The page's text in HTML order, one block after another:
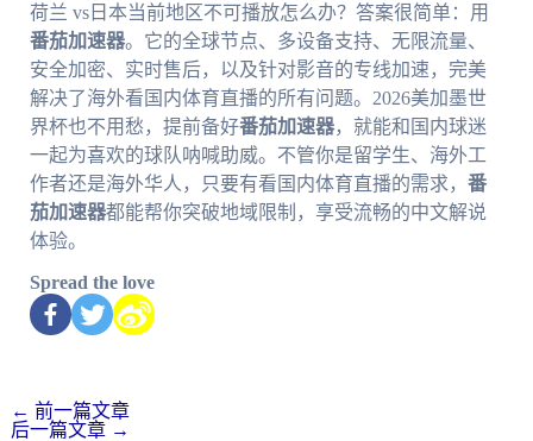
荷兰 vs日本当前地区不可播放怎么办？答案很简单：用
番茄加速器。它的全球节点、多设备支持、无限流量、
安全加密、实时售后，以及针对影音的专线加速，完美
解决了海外看国内体育直播的所有问题。2026美加墨世
界杯也不用愁，提前备好番茄加速器，就能和国内球迷
一起为喜欢的球队呐喊助威。不管你是留学生、海外工
作者还是海外华人，只要有看国内体育直播的需求， 番
茄加速器都能帮你突破地域限制，享受流畅的中文解说
体验。
Spread the love
← 前一篇文章
后一篇文章 →